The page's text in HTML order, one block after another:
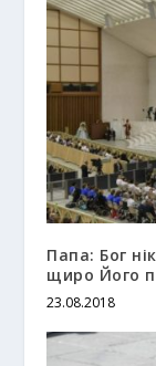
Папа: Бог
щиро Його
23.08.2018